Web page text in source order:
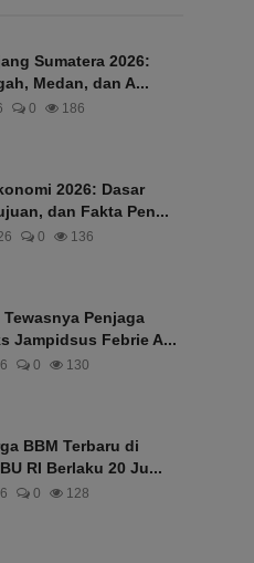
Sumatera 2026:
Medan, dan A...
0 186
2026: Dasar
dan Fakta Pen...
0 136
Penjaga
Jampidsus Febrie A...
0 130
BBM Terbaru di
RI Berlaku 20 Ju...
0 128